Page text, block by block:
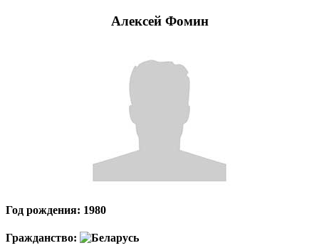
Алексей Фомин
Год рождения: 1980
Гражданство: